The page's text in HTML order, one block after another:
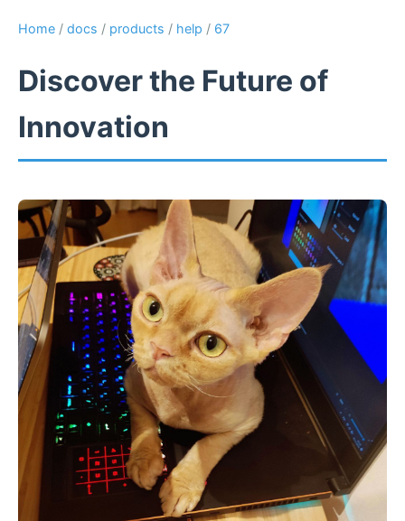
Home / docs / products / help / 67
Discover the Future of
Innovation